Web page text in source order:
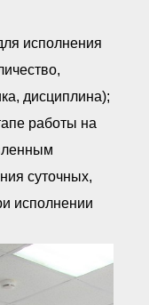
исполнения
дисциплина);
работы на
суточных,
исполнении